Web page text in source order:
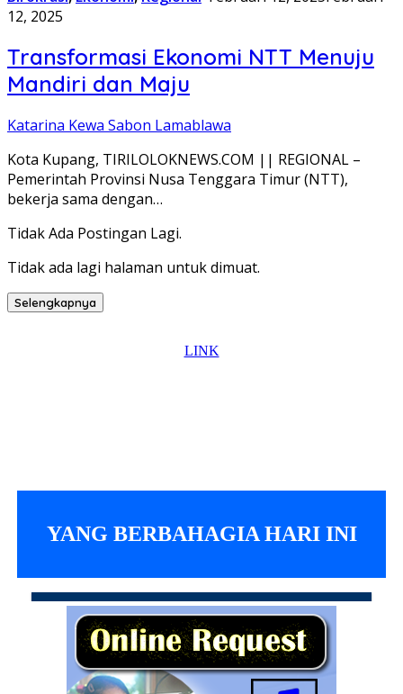
12, 2025
Transformasi Ekonomi NTT Menuju
Mandiri dan Maju
Katarina Kewa Sabon Lamablawa
Kota Kupang, TIRILOLOKNEWS.COM || REGIONAL –
Pemerintah Provinsi Nusa Tenggara Timur (NTT),
bekerja sama dengan…
Tidak Ada Postingan Lagi.
Tidak ada lagi halaman untuk dimuat.
Selengkapnya